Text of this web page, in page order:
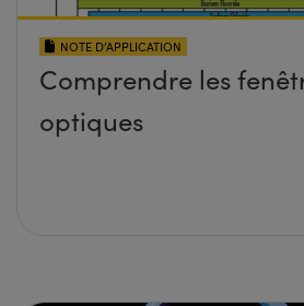
NOTE D’APPLICATION
Comprendre les
optiques